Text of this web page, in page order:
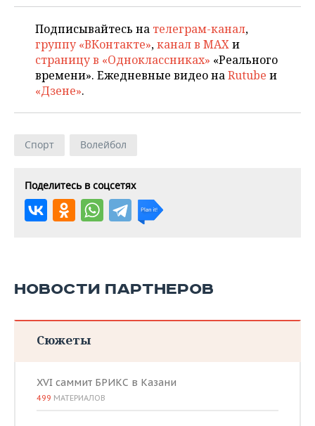
Подписывайтесь на телеграм-канал,
группу «ВКонтакте»,канал в MAXи
страницу в «Одноклассниках» «Реального
времени». Ежедневные видео наRutube и
«Дзене».
Спорт Волейбол
Поделитесь в соцсетях
НОВОСТИ ПАРТНЕРОВ
Сюжеты
XVI саммит БРИКС в Казани
499 МАТЕРИАЛОВ